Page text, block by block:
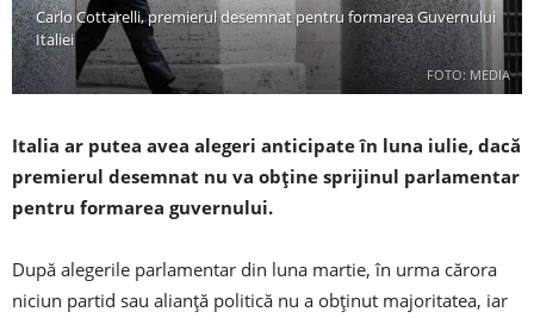
FOTO: MEDIA
Carlo Cottarelli, premierul desemnat pentru formarea Guvernului
Italiei
Italia ar putea avea alegeri anticipate în luna iulie, dacă
premierul desemnat nu va obține sprijinul parlamentar
pentru formarea guvernului.
După alegerile parlamentar din luna martie, în urma cărora
niciun partid sau alianță politică nu a obținut majoritatea, iar